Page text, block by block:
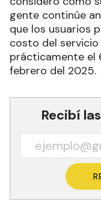
gente continúe
que los usuarios
costo del
prácticamente el
febrero del 2025.
Recibí